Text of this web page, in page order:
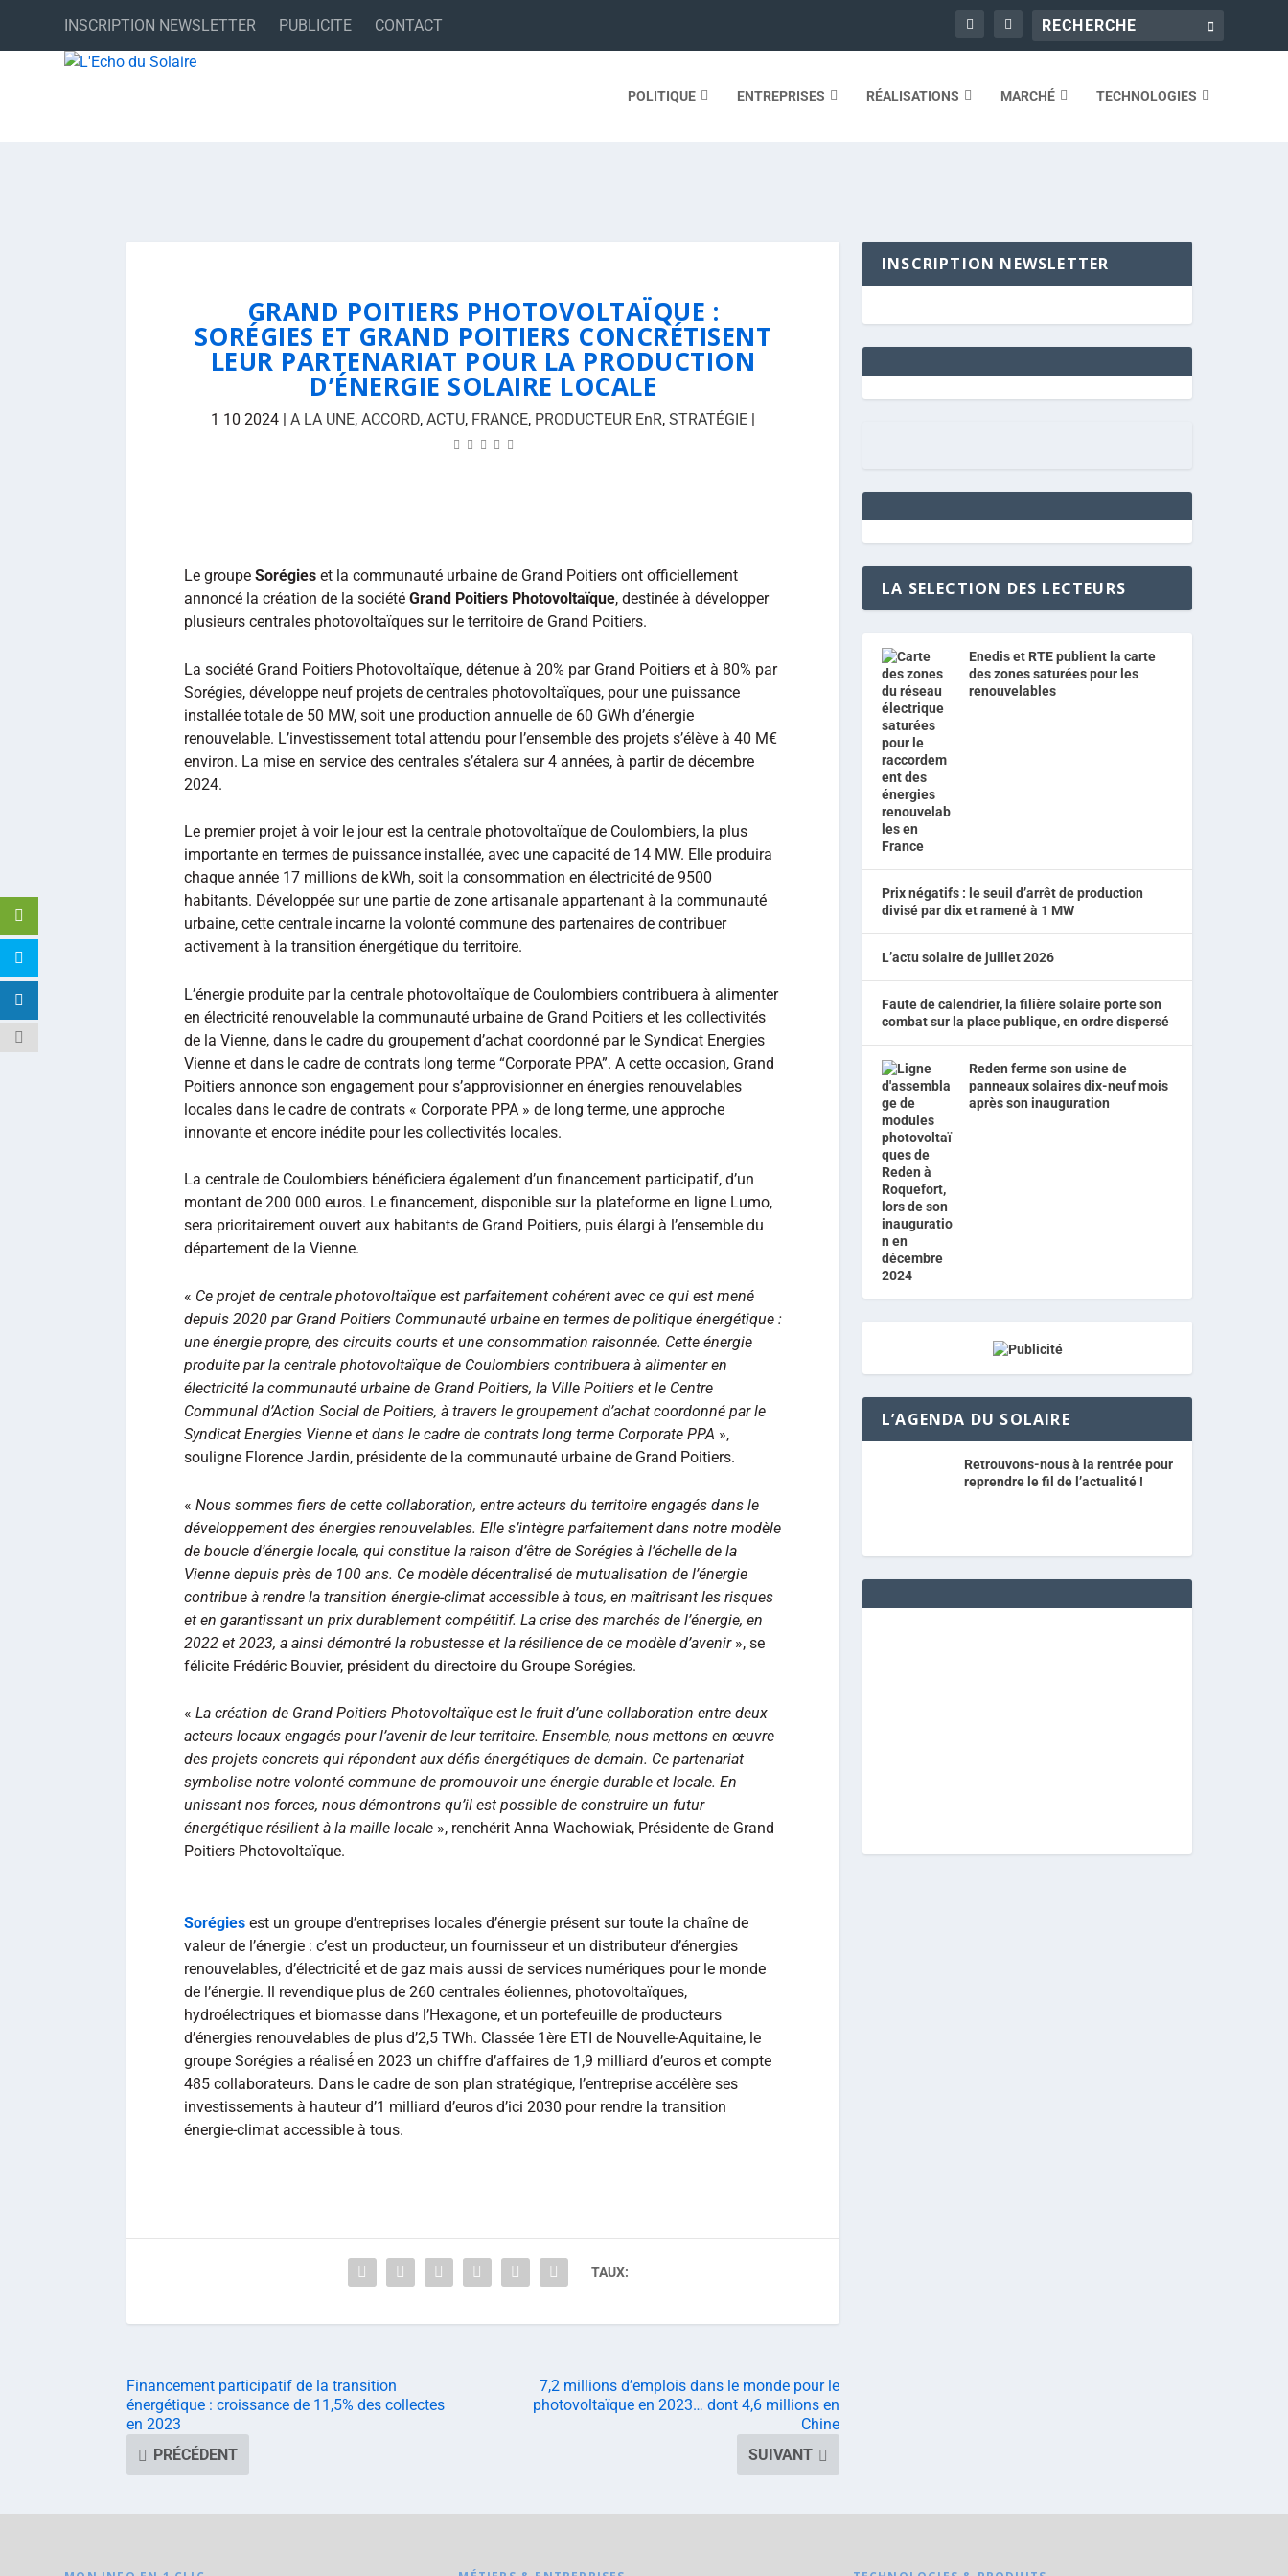
INSCRIPTION NEWSLETTER PUBLICITE CONTACT
POLITIQUE ENTREPRISES RÉALISATIONS MARCHÉ TECHNOLOGIES
GRAND POITIERS PHOTOVOLTAÏQUE :
SORÉGIES ET GRAND POITIERS CONCRÉTISENT
LEUR PARTENARIAT POUR LA PRODUCTION
D’ÉNERGIE SOLAIRE LOCALE
1 10 2024 | A LA UNE, ACCORD, ACTU, FRANCE, PRODUCTEUR EnR, STRATÉGIE |
Le groupe Sorégies et la communauté urbaine de Grand Poitiers ont officiellement
annoncé la création de la société Grand Poitiers Photovoltaïque, destinée à développer
plusieurs centrales photovoltaïques sur le territoire de Grand Poitiers.
La société Grand Poitiers Photovoltaïque, détenue à 20% par Grand Poitiers et à 80% par
Sorégies, développe neuf projets de centrales photovoltaïques, pour une puissance
installée totale de 50 MW, soit une production annuelle de 60 GWh d’énergie
renouvelable. L’investissement total attendu pour l’ensemble des projets s’élève à 40 M€
environ. La mise en service des centrales s’étalera sur 4 années, à partir de décembre
2024.
Le premier projet à voir le jour est la centrale photovoltaïque de Coulombiers, la plus
importante en termes de puissance installée, avec une capacité de 14 MW. Elle produira
chaque année 17 millions de kWh, soit la consommation en électricité de 9500
habitants. Développée sur une partie de zone artisanale appartenant à la communauté
urbaine, cette centrale incarne la volonté commune des partenaires de contribuer
activement à la transition énergétique du territoire.
L’énergie produite par la centrale photovoltaïque de Coulombiers contribuera à alimenter
en électricité renouvelable la communauté urbaine de Grand Poitiers et les collectivités
de la Vienne, dans le cadre du groupement d’achat coordonné par le Syndicat Energies
Vienne et dans le cadre de contrats long terme “Corporate PPA”. A cette occasion, Grand
Poitiers annonce son engagement pour s’approvisionner en énergies renouvelables
locales dans le cadre de contrats « Corporate PPA » de long terme, une approche
innovante et encore inédite pour les collectivités locales.
La centrale de Coulombiers bénéficiera également d’un financement participatif, d’un
montant de 200 000 euros. Le financement, disponible sur la plateforme en ligne Lumo,
sera prioritairement ouvert aux habitants de Grand Poitiers, puis élargi à l’ensemble du
département de la Vienne.
« Ce projet de centrale photovoltaïque est parfaitement cohérent avec ce qui est mené
depuis 2020 par Grand Poitiers Communauté urbaine en termes de politique énergétique :
une énergie propre, des circuits courts et une consommation raisonnée. Cette énergie
produite par la centrale photovoltaïque de Coulombiers contribuera à alimenter en
électricité la communauté urbaine de Grand Poitiers, la Ville Poitiers et le Centre
Communal d’Action Social de Poitiers, à travers le groupement d’achat coordonné par le
Syndicat Energies Vienne et dans le cadre de contrats long terme Corporate PPA »,
souligne Florence Jardin, présidente de la communauté urbaine de Grand Poitiers.
« Nous sommes fiers de cette collaboration, entre acteurs du territoire engagés dans le
développement des énergies renouvelables. Elle s’intègre parfaitement dans notre modèle
de boucle d’énergie locale, qui constitue la raison d’être de Sorégies à l’échelle de la
Vienne depuis près de 100 ans. Ce modèle décentralisé de mutualisation de l’énergie
contribue à rendre la transition énergie-climat accessible à tous, en maîtrisant les risques
et en garantissant un prix durablement compétitif. La crise des marchés de l’énergie, en
2022 et 2023, a ainsi démontré la robustesse et la résilience de ce modèle d’avenir », se
félicite Frédéric Bouvier, président du directoire du Groupe Sorégies.
« La création de Grand Poitiers Photovoltaïque est le fruit d’une collaboration entre deux
acteurs locaux engagés pour l’avenir de leur territoire. Ensemble, nous mettons en œuvre
des projets concrets qui répondent aux défis énergétiques de demain. Ce partenariat
symbolise notre volonté commune de promouvoir une énergie durable et locale. En
unissant nos forces, nous démontrons qu’il est possible de construire un futur
énergétique résilient à la maille locale », renchérit Anna Wachowiak, Présidente de Grand
Poitiers Photovoltaïque.
Sorégies est un groupe d’entreprises locales d’énergie présent sur toute la chaîne de
valeur de l’énergie : c’est un producteur, un fournisseur et un distributeur d’énergies
renouvelables, d’électricité́ et de gaz mais aussi de services numériques pour le monde
de l’énergie. Il revendique plus de 260 centrales éoliennes, photovoltaïques,
hydroélectriques et biomasse dans l’Hexagone, et un portefeuille de producteurs
d’énergies renouvelables de plus d’2,5 TWh. Classée 1ère ETI de Nouvelle-Aquitaine, le
groupe Sorégies a réalisé́ en 2023 un chiffre d’affaires de 1,9 milliard d’euros et compte
485 collaborateurs. Dans le cadre de son plan stratégique, l’entreprise accélère ses
investissements à hauteur d’1 milliard d’euros d’ici 2030 pour rendre la transition
énergie-climat accessible à tous.
TAUX:
Financement participatif de la transition
énergétique : croissance de 11,5% des collectes
en 2023
PRÉCÉDENT
7,2 millions d’emplois dans le monde pour le
photovoltaïque en 2023… dont 4,6 millions en
Chine
SUIVANT
INSCRIPTION NEWSLETTER
LA SELECTION DES LECTEURS
Enedis et RTE publient la carte
des zones saturées pour les
renouvelables
Prix négatifs : le seuil d’arrêt de production
divisé par dix et ramené à 1 MW
L’actu solaire de juillet 2026
Faute de calendrier, la filière solaire porte son
combat sur la place publique, en ordre dispersé
Reden ferme son usine de
panneaux solaires dix-neuf mois
après son inauguration
L’AGENDA DU SOLAIRE
Retrouvons-nous à la rentrée pour
reprendre le fil de l’actualité !